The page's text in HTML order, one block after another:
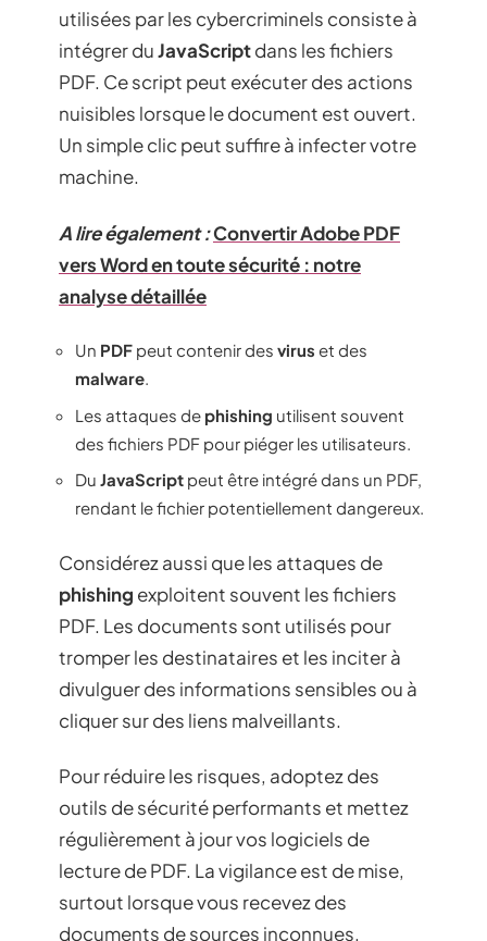
utilisées par les cybercriminels consiste à
intégrer duJavaScriptdans les fichiers
PDF. Ce script peut exécuter des actions
nuisibles lorsque le document est ouvert.
Un simple clic peut suffire à infecter votre
machine.
A lire également :Convertir Adobe PDF
vers Word en toute sécurité : notre
analyse détaillée
Un PDF peut contenir des virus et des
malware.
Les attaques de phishing utilisent souvent
des fichiers PDF pour piéger les utilisateurs.
Du JavaScript peut être intégré dans un PDF,
rendant le fichier potentiellement dangereux.
Considérez aussi que les attaques de
phishing exploitent souvent les fichiers
PDF. Les documents sont utilisés pour
tromper les destinataires et les inciter à
divulguer des informations sensibles ou à
cliquer sur des liens malveillants.
Pour réduire les risques, adoptez des
outils de sécurité performants et mettez
régulièrement à jour vos logiciels de
lecture de PDF. La vigilance est de mise,
surtout lorsque vous recevez des
documents de sources inconnues.